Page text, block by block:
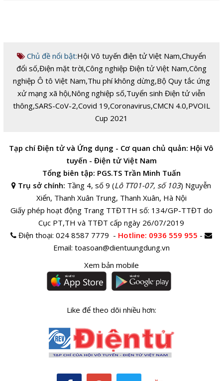
Chủ đề nổi bật:Hội Vô tuyến điện tử Việt Nam,Chuyển
đổi số,Điện mặt trời,Công nghiệp Điện tử Việt Nam,Công
nghiệp Ô tô Việt Nam,Thu phí không dừng,Bộ Quy tắc ứng
xử mạng xã hội,Nông nghiệp số,Tuyển sinh Điện tử viễn
thông,SARS-CoV-2,Covid 19,Coronavirus,CMCN 4.0,PVOIL
Cup 2021
Tạp chí Điện tử và Ứng dụng - Cơ quan chủ quản: Hội Vô
tuyến - Điện tử Việt Nam
Tổng biên tập: PGS.TS Trần Minh Tuấn
Trụ sở chính: Tầng 4, số 9 (Lô TT01-07, số 103) Nguyễn
Xiển, Thanh Xuân Trung, Thanh Xuân, Hà Nội
Giấy phép hoạt động Trang TTĐTTH số: 134/GP-TTĐT do
Cục PT,TH và TTĐT cấp ngày 26/07/2019
Điện thoại:024 8587 7779 - Hotline: 0936 559 955 -
Email: toasoan@dientuungdung.vn
Xem bản mobile
Like để theo dõi nhiều hơn: